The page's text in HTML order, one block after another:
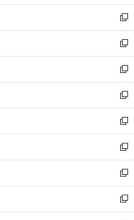
ウ
ィ
ン
ド
ウ
で
開
く
し
い
ウ
ィ
ン
ド
ウ
で
開
く
新
し
い
ウ
ィ
ン
ド
ウ
で
開
く
新
し
い
ウ
ィ
ン
ド
ウ
で
開
く
新
し
い
ウ
ィ
ン
ド
ウ
で
開
く
新
し
い
ウ
ィ
ン
ド
ウ
で
開
新
し
い
ウ
ィ
ン
ド
ウ
新
し
い
ウ
ィ
ン
新
し
い
ウ
新
し